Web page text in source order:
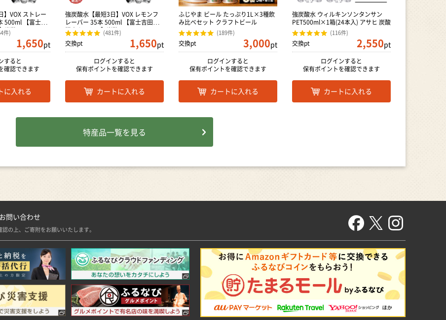
】VOX ストレー
500ml 【富士吉
炭酸
件)
1,650pt
すると
確認できます
に入れる
強炭酸水【最短3日】VOX レモンフ
レーバー 35本 500ml 【富士吉田市
限定カートン】炭酸
(481件)
交換pt 1,650pt
ログインすると
保有ポイントを確認できます
カートに入れる
ふじやま ビール たっぷり1L×3種飲
み比べセット クラフトビール
(189件)
交換pt 3,000pt
ログインすると
保有ポイントを確認できます
カートに入れる
強炭酸水 ウィルキンソンタンサン
PET500ml×1箱(24本入) アサヒ 炭酸
(116件)
交換pt 2,550pt
ログインすると
保有ポイントを確認できます
カートに入れる
特産品一覧を見る
お問い合わせ
の上、ご寄附をお願いいたします。